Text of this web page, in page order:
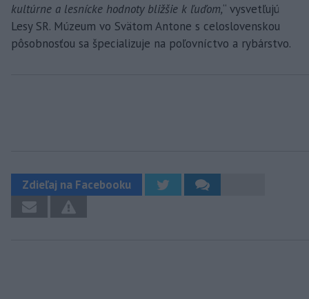
kultúrne a lesnícke hodnoty bližšie k ľuďom,“ vysvetľujú
Lesy SR. Múzeum vo Svätom Antone s celoslovenskou
pôsobnosťou sa špecializuje na poľovníctvo a rybárstvo.
Zdieľaj na Facebooku